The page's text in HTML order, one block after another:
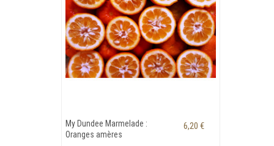
My Dundee Marmelade :
Oranges amères
6,20 €